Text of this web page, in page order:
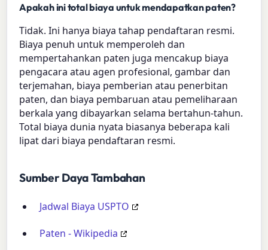
Apakah ini total biaya untuk mendapatkan paten?
Tidak. Ini hanya biaya tahap pendaftaran resmi.
Biaya penuh untuk memperoleh dan
mempertahankan paten juga mencakup biaya
pengacara atau agen profesional, gambar dan
terjemahan, biaya pemberian atau penerbitan
paten, dan biaya pembaruan atau pemeliharaan
berkala yang dibayarkan selama bertahun-tahun.
Total biaya dunia nyata biasanya beberapa kali
lipat dari biaya pendaftaran resmi.
Sumber Daya Tambahan
Jadwal Biaya USPTO
Paten - Wikipedia